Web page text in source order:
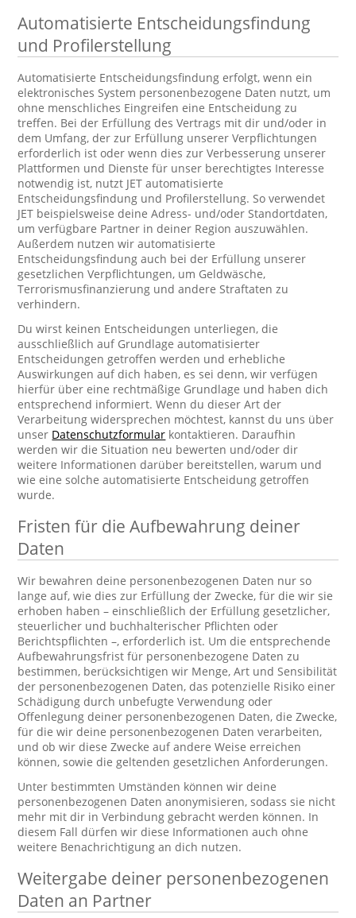
Automatisierte Entscheidungsfindung
und Profilerstellung
Automatisierte Entscheidungsfindung erfolgt, wenn ein
elektronisches System personenbezogene Daten nutzt, um
ohne menschliches Eingreifen eine Entscheidung zu
treffen. Bei der Erfüllung des Vertrags mit dir und/oder in
dem Umfang, der zur Erfüllung unserer Verpflichtungen
erforderlich ist oder wenn dies zur Verbesserung unserer
Plattformen und Dienste für unser berechtigtes Interesse
notwendig ist, nutzt JET automatisierte
Entscheidungsfindung und Profilerstellung. So verwendet
JET beispielsweise deine Adress- und/oder Standortdaten,
um verfügbare Partner in deiner Region auszuwählen.
Außerdem nutzen wir automatisierte
Entscheidungsfindung auch bei der Erfüllung unserer
gesetzlichen Verpflichtungen, um Geldwäsche,
Terrorismusfinanzierung und andere Straftaten zu
verhindern.
Du wirst keinen Entscheidungen unterliegen, die
ausschließlich auf Grundlage automatisierter
Entscheidungen getroffen werden und erhebliche
Auswirkungen auf dich haben, es sei denn, wir verfügen
hierfür über eine rechtmäßige Grundlage und haben dich
entsprechend informiert. Wenn du dieser Art der
Verarbeitung widersprechen möchtest, kannst du uns über
unser Datenschutzformular kontaktieren. Daraufhin
werden wir die Situation neu bewerten und/oder dir
weitere Informationen darüber bereitstellen, warum und
wie eine solche automatisierte Entscheidung getroffen
wurde.
Fristen für die Aufbewahrung deiner
Daten
Wir bewahren deine personenbezogenen Daten nur so
lange auf, wie dies zur Erfüllung der Zwecke, für die wir sie
erhoben haben – einschließlich der Erfüllung gesetzlicher,
steuerlicher und buchhalterischer Pflichten oder
Berichtspflichten –, erforderlich ist. Um die entsprechende
Aufbewahrungsfrist für personenbezogene Daten zu
bestimmen, berücksichtigen wir Menge, Art und Sensibilität
der personenbezogenen Daten, das potenzielle Risiko einer
Schädigung durch unbefugte Verwendung oder
Offenlegung deiner personenbezogenen Daten, die Zwecke,
für die wir deine personenbezogenen Daten verarbeiten,
und ob wir diese Zwecke auf andere Weise erreichen
können, sowie die geltenden gesetzlichen Anforderungen.
Unter bestimmten Umständen können wir deine
personenbezogenen Daten anonymisieren, sodass sie nicht
mehr mit dir in Verbindung gebracht werden können. In
diesem Fall dürfen wir diese Informationen auch ohne
weitere Benachrichtigung an dich nutzen.
Weitergabe deiner personenbezogenen
Daten an Partner